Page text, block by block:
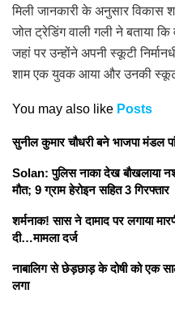
मिली जानकारी के अनुसार विकास
जोत ट्रेडिंग वाली गली ने बताया
जहां पर उन्होंने अपनी स्कूटी
शाम एक युवक आया और उनकी
You may also like Posts
सुनील कुमार चौधरी बने भाजपा मंडल
Solan: पुलिस नाका देख बौखलाया
मौत; 9 ग्राम हेरोइन सहित 3 गिरफ्तार
शर्मनाक! सास ने दामाद पर लगाया
दी…मामला दर्ज
नाबालिग से छेड़छाड़ के दोषी को एक
लगा